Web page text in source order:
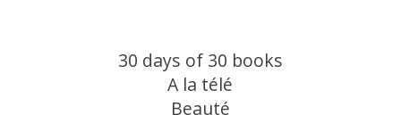
30 days of 30 books
A la télé
Beauté